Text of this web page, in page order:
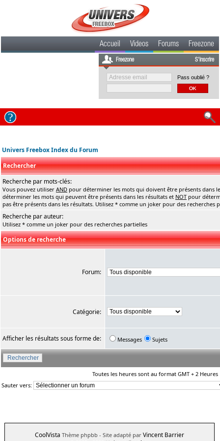
Accueil Videos Forums Freezone
Freezone S'inscrire
Pass oublié ?
Univers Freebox Index du Forum
Rechercher
Recherche par mots-clés:
Vous pouvez utiliser AND pour déterminer les mots qui doivent être présents dans
déterminer les mots qui peuvent être présents dans les résultats et NOT pour
pas être présents dans les résultats. Utilisez * comme un joker pour des recherches
Recherche par auteur:
Utilisez * comme un joker pour des recherches partielles
Options de recherche
Forum:
Catégorie:
Afficher les résultats sous forme de: Messages Sujets
Toutes les heures sont au format GMT + 2 Heures
Sauter vers:
CoolVista Thème phpbb - Site adapté par Vincent Barrier